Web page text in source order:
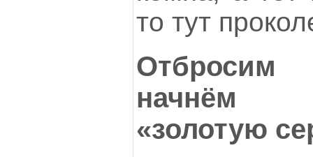
то тут
начнём
«золотую